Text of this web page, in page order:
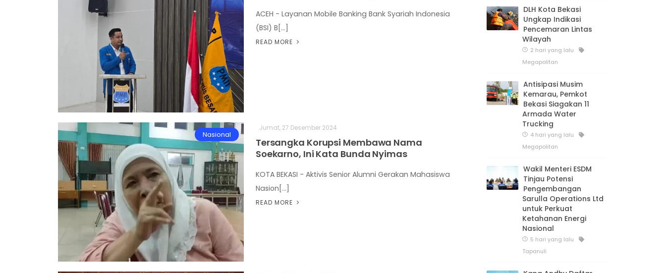
ACEH - Layanan Mobile Banking Bank Syariah Indonesia
(BSI) B[...]
READ MORE
Nasional
Jumat, 27 Desember 2024
Tersangka Korupsi Membawa Nama
Soekarno, Ini Kata Bunda Nyimas
KOTA BEKASI - Aktivis Senior Alumni Gerakan Mahasiswa
Nasion[...]
READ MORE
DLH Kota Bekasi
Ungkap Indikasi
Pencemaran Lintas
Wilayah
2 hari yang lalu
Megapolitan
Antisipasi Musim
Kemarau, Pemkot
Bekasi Siagakan 11
Armada Water
Trucking
4 hari yang lalu
Megapolitan
Wakil Menteri ESDM
Tinjau Potensi
Pengembangan
Sarulla Operations Ltd
untuk Perkuat
Ketahanan Energi
Nasional
5 hari yang lalu
Tapanuli